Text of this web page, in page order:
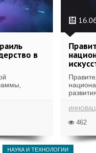
в
462
НАУКА И ТЕХНОЛОГИИ